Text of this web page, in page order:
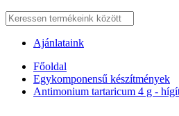
Ajánlataink
Főoldal
Egykomponensű készítmények
Antimonium tartaricum 4 g -